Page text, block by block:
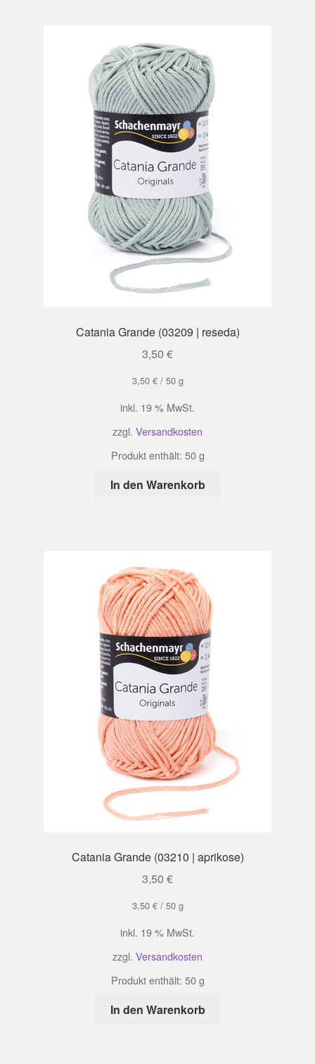
Catania Grande (03209 | reseda)
3,50 €
3,50 €/ 50 g
inkl. 19 % MwSt.
zzgl. Versandkosten
Produkt enthält: 50g
In den Warenkorb
Catania Grande (03210 | aprikose)
3,50 €
3,50 €/ 50 g
inkl. 19 % MwSt.
zzgl. Versandkosten
Produkt enthält: 50g
In den Warenkorb